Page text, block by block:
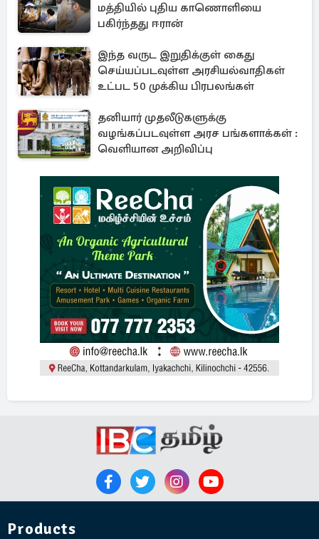
மத்தியில் புதிய காணொளியை
பகிர்ந்தது ஈரான்
இந்த வருட இறுதிக்குள் கைது
செய்யப்படவுள்ள அரசியல்வாதிகள்
உட்பட 50 முக்கிய பிரபலங்கள்
தனியார் முதலீடுகளுக்கு
வழங்கப்படவுள்ள அரச பங்களாக்கள் :
வெளியான அறிவிப்பு
Products